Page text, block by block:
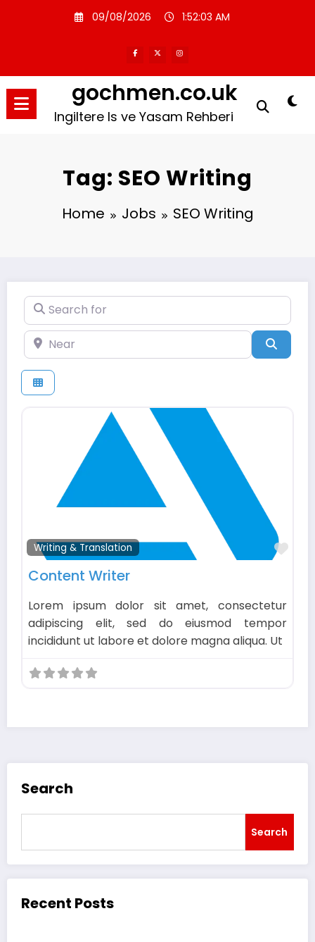
09/08/2026 1:52:04 AM
gochmen.co.uk
Ingiltere Is ve Yasam Rehberi
Tag: SEO Writing
Home Jobs SEO Writing
Search for
Near
Writing & Translation
Content Writer
Lorem ipsum dolor sit amet, consectetur
adipiscing elit, sed do eiusmod tempor
incididunt ut labore et dolore magna aliqua. Ut
Search
Search
Recent Posts